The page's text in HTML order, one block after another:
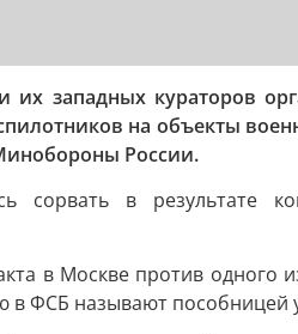
западных кураторов
на объекты
России.
в результате
в Москве против
в ФСБ называют пособницей